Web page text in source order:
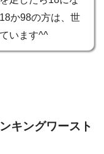
か98の方は、世
います^^
キングワースト